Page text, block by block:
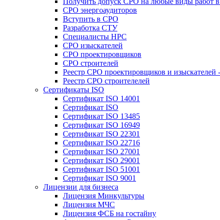
СРО энергоаудиторов
Вступить в СРО
Разработка СТУ
Специалисты НРС
СРО изыскателей
СРО проектировщиков
СРО строителей
Реестр СРО проектировщиков и изыскателей
Реестр СРО строителелей
Сертификаты ISO
Сертификат ISO 14001
Сертификат ISO
Сертификат ISO 13485
Сертификат ISO 16949
Сертификат ISO 22301
Сертификат ISO 22716
Сертификат ISO 27001
Сертификат ISO 29001
Сертификат ISO 51001
Сертификат ISO 9001
Лицензии для бизнеса
Лицензия Минкультуры
Лицензия МЧС
Лицензия ФСБ на гостайну